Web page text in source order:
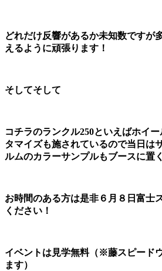
どれだけ反響があるか未知数ですが
えるように頑張ります！
そしてそして
コチラのランクル250といえばホイ
タマイズも施されているので当日は
ルムのカラーサンプルもブースに置
お時間のある方は是非６月８日富士
ください！
イベントは見学無料（※藤スピード
ます）